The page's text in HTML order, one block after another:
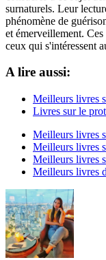
surnaturels. Leur
phénomène de
et émerveillement.
ceux qui s'intéressent
A lire aussi:
Meilleurs livres
Livres sur le
Meilleurs livres
Meilleurs livres
Meilleurs livres
Meilleurs livres